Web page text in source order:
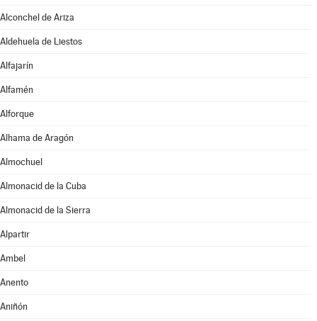
Alconchel de Ariza
Aldehuela de Liestos
Alfajarín
Alfamén
Alforque
Alhama de Aragón
Almochuel
Almonacid de la Cuba
Almonacid de la Sierra
Alpartir
Ambel
Anento
Aniñón